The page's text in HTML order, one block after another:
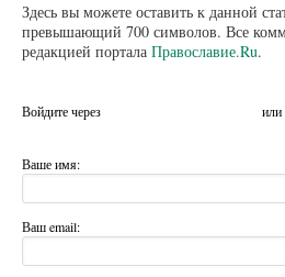
Здесь вы можете оставить к данной
превышающий 700 символов. Все
редакцией портала Православие.Ru.
Войдите через или
Ваше имя:
Ваш email: